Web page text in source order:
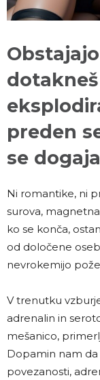
preden
se
Ni romantike, ni
surova,
ko se konča,
od določene
nevrokemijo
V trenutku
adrenalin in
mešanico,
Dopamin nam
povezanosti,